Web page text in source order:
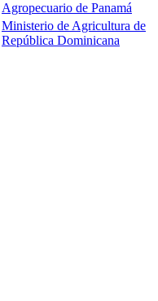
Agropecuario de Panamá
Ministerio de Agricultura de
República Dominicana